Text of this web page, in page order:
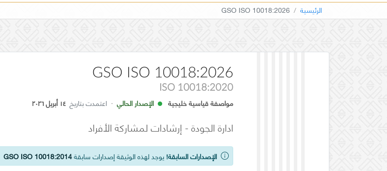
الرئيسية GSO ISO 10018:2026
GSO ISO 10018:2026
ISO 10018:2020
مواصفة قياسية خليجية الإصدار الحالي · اعتمدت بتاريخ ١٤ أبريل ٢٠٢٦
ادارة الجودة - إرشادات لمشاركة الأفراد
الإصدارات السابقة! يوجد لهذه الوثيقة إصدارات سابقةGSO ISO 10018:2014